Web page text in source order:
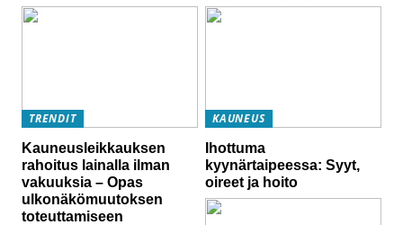
TRENDIT
Kauneusleikkauksen
rahoitus lainalla ilman
vakuuksia – Opas
ulkonäkömuutoksen
toteuttamiseen
KAUNEUS
Ihottuma
kyynärtaipeessa: Syyt,
oireet ja hoito